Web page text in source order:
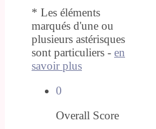
* Les éléments
marqués d'une ou
plusieurs astérisques
sont particuliers - en
savoir plus
0
Overall Score